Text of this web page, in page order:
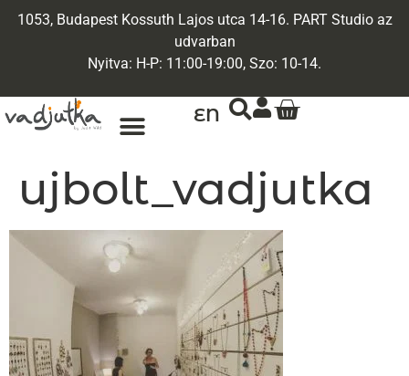
1053, Budapest Kossuth Lajos utca 14-16. PART Studio az
udvarban
Nyitva: H-P: 11:00-19:00, Szo: 10-14.
EN
ujbolt_vadjutka